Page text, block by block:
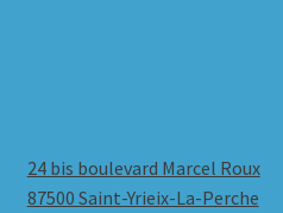
24 bis boulevard Marcel Roux
87500 Saint-Yrieix-La-Perche